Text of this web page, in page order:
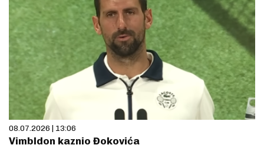
08.07.2026 | 13:06
Vimbldon kaznio Đokovića